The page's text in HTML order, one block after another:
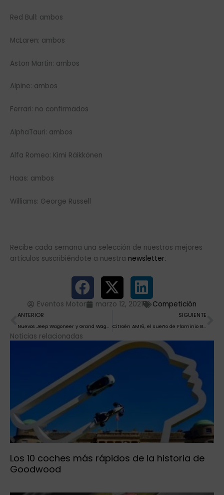
Red Bull: ambos
McLaren: ambos
Aston Martin: ambos
Alpine: ambos
Ferrari: no confirmados
AlphaTauri: ambos
Alfa Romeo: Kimi Räikkönen
Haas: ambos
Williams: George Russell
Recibe cada semana una selección de nuestros mejores
artículos suscribiéndote a nuestra newsletter.
Eventos Motor marzo 12, 2021 Competición
Ant
ANTERIOR
Nuevos Jeep Wagoneer y Grand Wagoneer
SIGUIENTE
Citroën AMI6, el sueño de Flaminio Bertoni,
Noticias relacionadas
Los 10 coches más rápidos de la historia de
Goodwood